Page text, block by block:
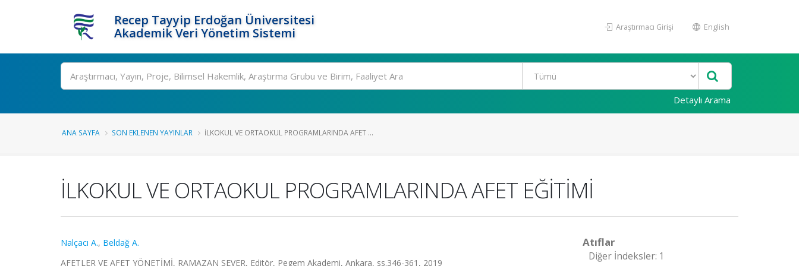
Recep Tayyip Erdoğan Üniversitesi
Akademik Veri Yönetim Sistemi
Araştırmacı Girişi English
Ara
Detaylı Arama
ANA SAYFA SON EKLENEN YAYINLAR İLKOKUL VE ORTAOKUL PROGRAMLARINDA AFET ...
İLKOKUL VE ORTAOKUL PROGRAMLARINDA AFET EĞİTİMİ
Nalçacı A., Beldağ A.
AFETLER VE AFET YÖNETİMİ, RAMAZAN SEVER, Editör, Pegem Akademi, Ankara, ss.346-361, 2019
Atıflar
Diğer İndeksler: 1